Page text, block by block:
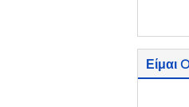
Είμαι